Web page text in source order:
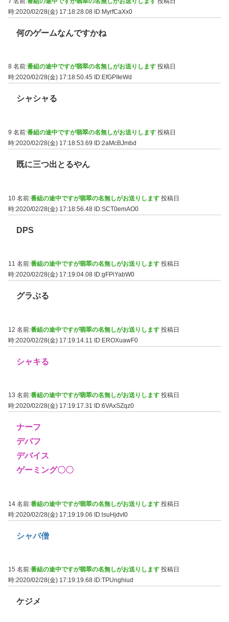
時:2020/02/28(金) 17:18:28.08 ID:MyrfCaXx0
何のゲームなんですかね
8 名前:番組の途中ですが翡翠の名無しがお送りします 投稿日
時:2020/02/28(金) 17:18:50.45
ID:EfGPIIeWd
シャシャる
9 名前:番組の途中ですが翡翠の名無しがお送りします 投稿日
時:2020/02/28(金) 17:18:53.69
ID:2aMcBJmbd
既に三つ出とるやん
10 名前:番組の途中ですが翡翠の名無しがお送りします 投稿日
時:2020/02/28(金) 17:18:56.48 ID:SCT0emAO0
DPS
11 名前:番組の途中ですが翡翠の名無しがお送りします 投稿日
時:2020/02/28(金) 17:19:04.08 ID:gFPiYabW0
グラぶる
12 名前:番組の途中ですが翡翠の名無しがお送りします 投稿日
時:2020/02/28(金) 17:19:14.11 ID:EROXuawF0
シャキる
13 名前:番組の途中ですが翡翠の名無しがお送りします 投稿日
時:2020/02/28(金) 17:19:17.31
ID:6VAxSZqz0
ナーフ
デバフ
デバイス
ゲーミング〇〇
14 名前:番組の途中ですが翡翠の名無しがお送りします 投稿日
時:2020/02/28(金) 17:19:19.06 ID:lsuHjdvI0
シャバ僧
15 名前:番組の途中ですが翡翠の名無しがお送りします 投稿日
時:2020/02/28(金) 17:19:19.68 ID:TPUnghiud
ケジメ